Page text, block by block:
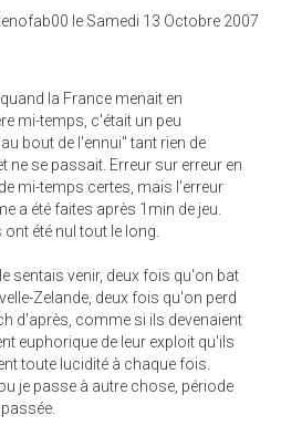
le Samedi 13 Octobre 2007
la France menait en
mi-temps, c'était un peu
bout de l'ennui" tant rien de
ne se passait. Erreur sur erreur en
mi-temps certes, mais l'erreur
a été faites après 1min de jeu.
ont été nul tout le long.
sentais venir, deux fois qu'on bat
Zelande, deux fois qu'on perd
d'après, comme si ils devenaient
euphorique de leur exploit qu'ils
toute lucidité à chaque fois.
je passe à autre chose, période